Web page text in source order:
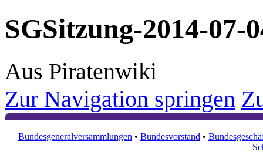
SGSitzung-2014-07-
Aus Piratenwiki
Zur Navigation springen
Bundesgeneralversammlungen • Bundesvorstand •